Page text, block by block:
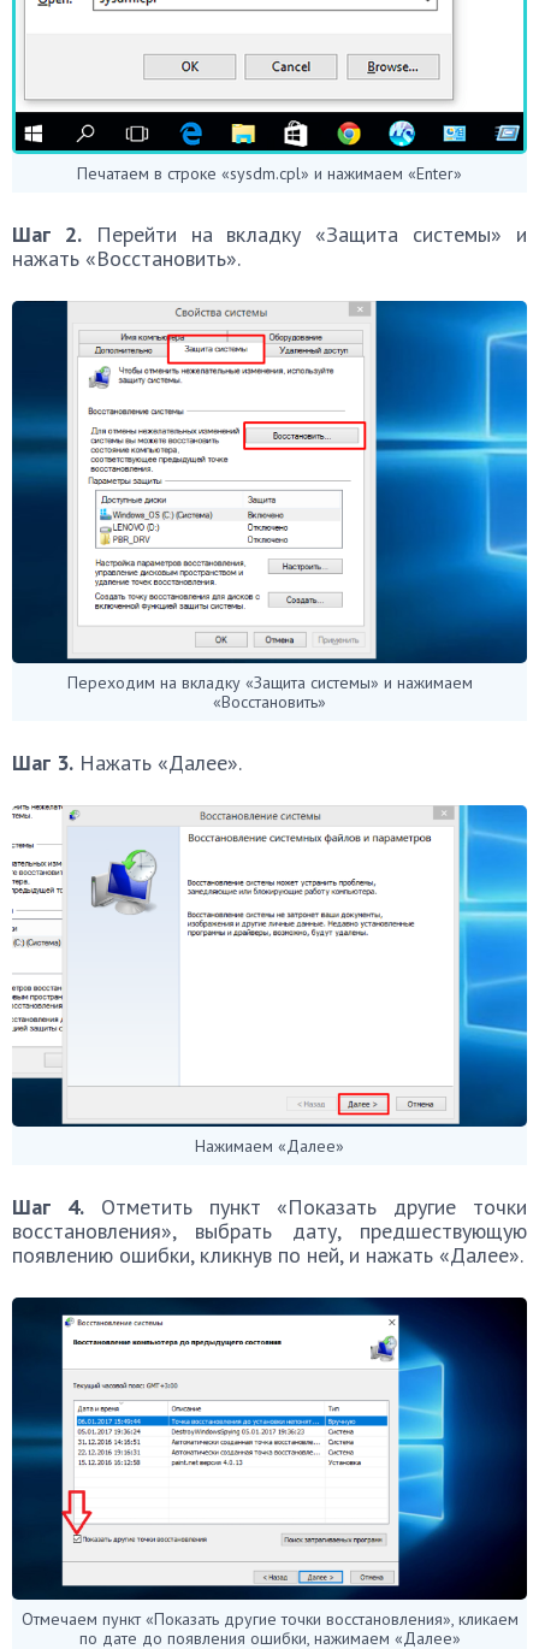
Печатаем в строке «sysdm.cpl» и нажимаем «Enter»
Шаг 2.Перейти на вкладку «Защита системы» и
нажать «Восстановить».
Переходим на вкладку «Защита системы» и нажимаем
«Восстановить»
Шаг 3. Нажать «Далее».
Нажимаем «Далее»
Шаг 4.Отметить пункт «Показать другие точки
восстановления», выбрать дату, предшествующую
появлению ошибки, кликнув по ней, и нажать «Далее».
Отмечаем пункт «Показать другие точки восстановления», кликаем
по дате до появления ошибки, нажимаем «Далее»